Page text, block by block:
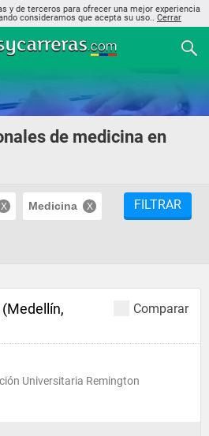
y de terceros para ofrecer una mejor experiencia
consideramos que acepta su uso.. Cerrar
de medicina en
Medicina FILTRAR
Comparar
Universitaria Remington